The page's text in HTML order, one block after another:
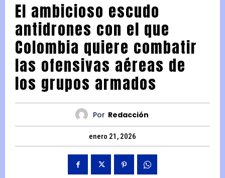
El ambicioso escudo
antidrones con el que
Colombia quiere combatir
las ofensivas aéreas de
los grupos armados
Por Redacción
enero 21, 2026